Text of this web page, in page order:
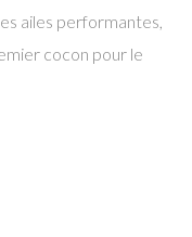
ailes performantes,
cocon pour le